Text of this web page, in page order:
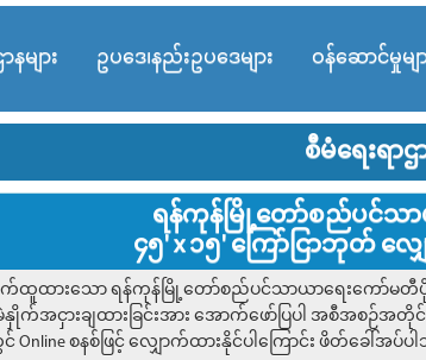
ာနများ ဥပဒေ၊နည်းဥပဒေများ ဝန်ဆောင်မှုမျ
စီမံရေးရာဌ
ရန်ကုန်မြို့တော်စည်ပင်သ
၄၅' x ၁၅' ကြော်ငြာဘုတ် လျှ
ထားသော ရန်ကုန်မြို့တော်စည်ပင်သာယာရေးကော်မတီပိုင်
က်အငှားချထားခြင်းအား အောက်ဖော်ပြပါ အစီအစဉ်အတို
င် Online စနစ်ဖြင့် လျှောက်ထားနိုင်ပါကြောင်း ဖိတ်ခေါ်အပ်